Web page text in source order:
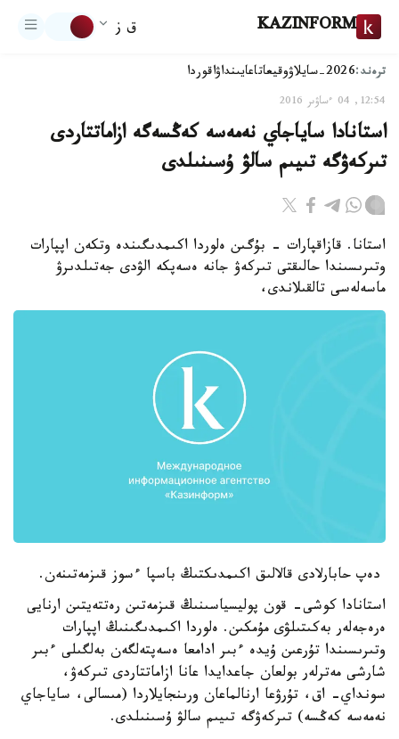
KAZINFORM ق ز
ترەند:2026-سايلاۋ وقيعاتاعايىنداۋاقوردا
12:54, 04 ءساۋىر 2016
استانادا ساياجاي نەمەسە كەڭسەگە ازاماتتاردى
تىركەۋگە تىيىم سالۋ ۇسىنىلدى
استانا. قازاقپارات - بۇگىن ەلوردا اكىمدىگىندە وتكەن اپپارات
وتىرىسىندا حالىقتى تىركەۋ جانە ەسەپكە الۋدى جەتىلدىرۋ
ماسەلەسى تالقىلاندى،
دەپ حابارلادى قالالىق اكىمدىكتىڭ باسپا ءسوز قىزمەتىنەن.
استانادا كوشى- قون پوليسياسىنىڭ قىزمەتىن رەتتەيتىن ارنايى
ەرەجەلەر بەكىتىلۋى مۇمكىن. ەلوردا اكىمدىگىنىڭ اپپارات
وتىرىسىندا تۇرعىن ۇيدە ءبىر ادامعا ەسەپتەلگەن بەلگىلى ءبىر
شارشى مەترلەر بولعان جاعدايدا عانا ازاماتتاردى تىركەۋ،
سونداي- اق، تۇرۋعا ارنالماعان ورىنجايلاردا (مىسالى، ساياجاي
نەمەسە كەڭسە) تىركەۋگە تىيىم سالۋ ۇسىنىلدى.